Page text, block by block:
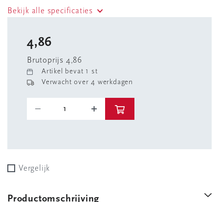
Bekijk alle specificaties
4,86
Brutoprijs 4,86
Artikel bevat 1 st
Verwacht over 4 werkdagen
Vergelijk
Productomschrijving